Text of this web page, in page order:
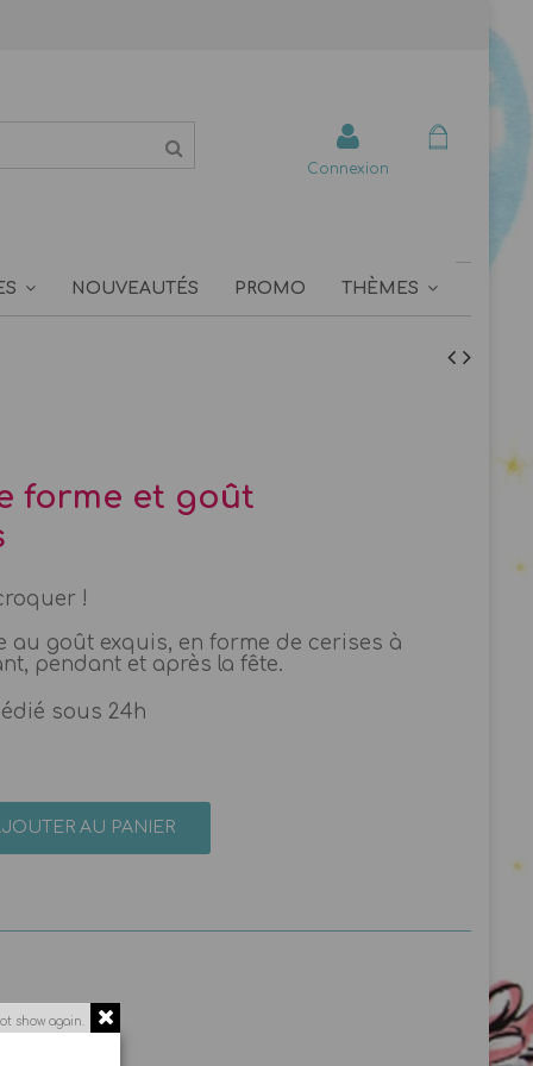
show again.
Connexion
NOUVEAUTÉS PROMO THÈMES
forme et goût
!
au goût exquis, en forme de cerises à
pendant et après la fête.
sous 24h
AU PANIER